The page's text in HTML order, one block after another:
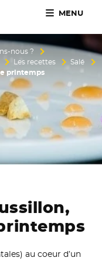
Méditerranée
MENU
nous ?
Les recettes
Salé
printemps
au coeur d’un